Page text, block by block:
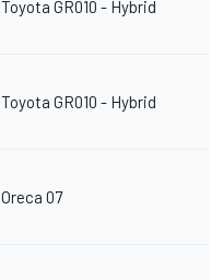
Toyota GR010 - Hybrid
Toyota GR010 - Hybrid
Oreca 07